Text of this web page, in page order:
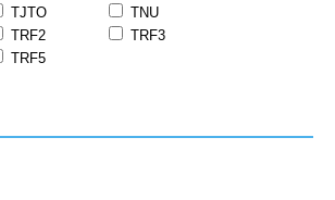
TJTO
TNU
TRF2
TRF3
TRF5